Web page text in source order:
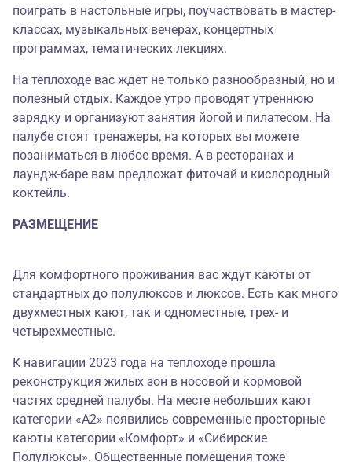
поиграть в настольные игры, поучаствовать в мастер-
классах, музыкальных вечерах, концертных
программах, тематических лекциях.
На теплоходе вас ждет не только разнообразный, но и
полезный отдых. Каждое утро проводят утреннюю
зарядку и организуют занятия йогой и пилатесом. На
палубе стоят тренажеры, на которых вы можете
позаниматься в любое время. А в ресторанах и
лаундж-баре вам предложат фиточай и кислородный
коктейль.
РАЗМЕЩЕНИЕ
Для комфортного проживания вас ждут каюты от
стандартных до полулюксов и люксов. Есть как много
двухместных кают, так и одноместные, трех- и
четырехместные.
К навигации 2023 года на теплоходе прошла
реконструкция жилых зон в носовой и кормовой
частях средней палубы. На месте небольших кают
категории «А2» появились современные просторные
каюты категории «Комфорт» и «Сибирские
Полулюксы». Общественные помещения тоже